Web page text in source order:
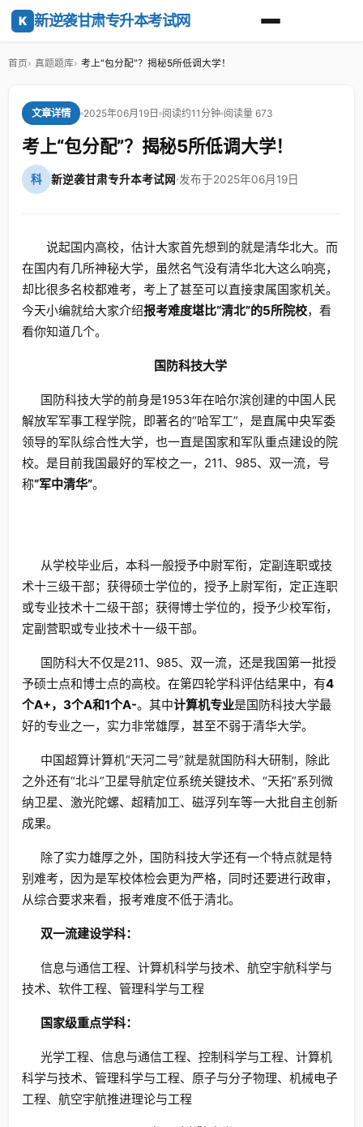
K 新逆袭甘肃专升本考试网
首页 真题题库 考上“包分配”？揭秘5所低调大学！
文章详情 2025年06月19日 阅读约11分钟 阅读量 673
考上“包分配”？揭秘5所低调大学！
科 新逆袭甘肃专升本考试网·发布于2025年06月19日
说起国内高校，估计大家首先想到的就是清华北大。而
在国内有几所神秘大学，虽然名气没有清华北大这么响亮，
却比很多名校都难考，考上了甚至可以直接隶属国家机关。
今天小编就给大家介绍报考难度堪比“清北”的5所院校，看
看你知道几个。
国防科技大学
国防科技大学的前身是1953年在哈尔滨创建的中国人民
解放军军事工程学院，即著名的“哈军工”，是直属中央军委
领导的军队综合性大学，也一直是国家和军队重点建设的院
校。是目前我国最好的军校之一，211、985、双一流，号
称“军中清华”。
从学校毕业后，本科一般授予中尉军衔，定副连职或技
术十三级干部；获得硕士学位的，授予上尉军衔，定正连职
或专业技术十二级干部；获得博士学位的，授予少校军衔，
定副营职或专业技术十一级干部。
国防科大不仅是211、985、双一流，还是我国第一批授
予硕士点和博士点的高校。在第四轮学科评估结果中，有4
个A+，3个A和1个A-。其中计算机专业是国防科技大学最
好的专业之一，实力非常雄厚，甚至不弱于清华大学。
中国超算计算机“天河二号”就是就国防科大研制，除此
之外还有“北斗”卫星导航定位系统关键技术、“天拓”系列微
纳卫星、激光陀螺、超精加工、磁浮列车等一大批自主创新
成果。
除了实力雄厚之外，国防科技大学还有一个特点就是特
别难考，因为是军校体检会更为严格，同时还要进行政审，
从综合要求来看，报考难度不低于清北。
双一流建设学科：
信息与通信工程、计算机科学与技术、航空宇航科学与
技术、软件工程、管理科学与工程
国家级重点学科：
光学工程、信息与通信工程、控制科学与工程、计算机
科学与技术、管理科学与工程、原子与分子物理、机械电子
工程、航空宇航推进理论与工程